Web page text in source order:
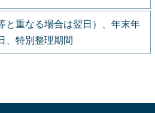
と重なる場合は翌日）、年末年
、特別整理期間